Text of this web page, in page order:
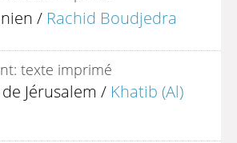
/ Rachid Boudjedra
Jérusalem / Khatib (Al)